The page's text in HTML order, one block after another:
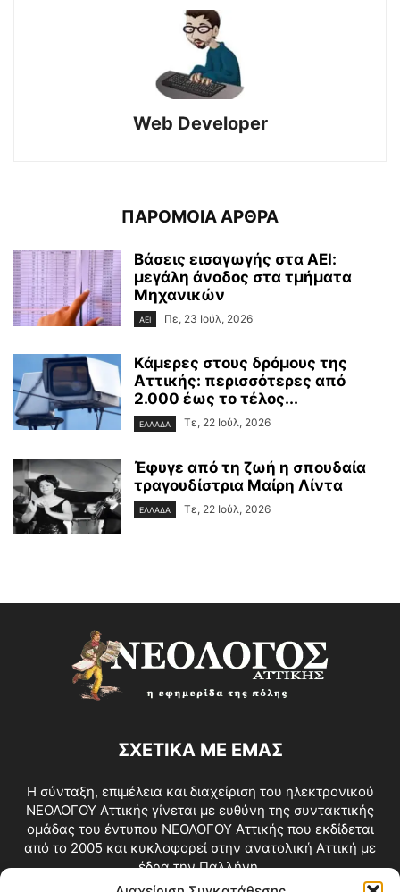
Web Developer
ΠΑΡΟΜΟΙΑ ΑΡΘΡΑ
Βάσεις εισαγωγής στα ΑΕΙ:
μεγάλη άνοδος στα τμήματα
Μηχανικών
ΑΕΙ Πε, 23 Ιούλ, 2026
Κάμερες στους δρόμους της
Αττικής: περισσότερες από
2.000 έως το τέλος...
ΕΛΛΑΔΑ Τε, 22 Ιούλ, 2026
Έφυγε από τη ζωή η σπουδαία
τραγουδίστρια Μαίρη Λίντα
ΕΛΛΑΔΑ Τε, 22 Ιούλ, 2026
ΣΧΕΤΙΚΑ ΜΕ ΕΜΑΣ
Η σύνταξη, επιμέλεια και διαχείριση του ηλεκτρονικού
ΝΕΟΛΟΓΟΥ Αττικής γίνεται με ευθύνη της συντακτικής
ομάδας του έντυπου ΝΕΟΛΟΓΟΥ Αττικής που εκδίδεται
από το 2005 και κυκλοφορεί στην ανατολική Αττική με
έδρα την Παλλήνη.